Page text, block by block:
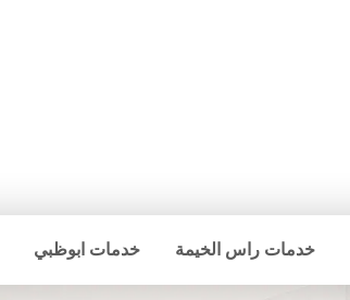
خدمات راس الخيمة خدمات ابوظبي